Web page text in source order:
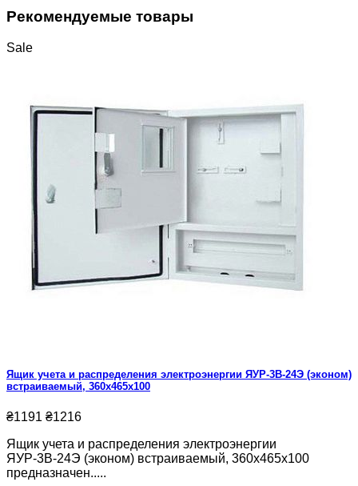
Рекомендуемые товары
Sale
Ящик учета и распределения электроэнергии ЯУР-3В-24Э (эконом)
встраиваемый, 360x465x100
₴1191 ₴1216
Ящик учета и распределения электроэнергии
ЯУР-3В-24Э (эконом) встраиваемый, 360x465x100
предназначен.....